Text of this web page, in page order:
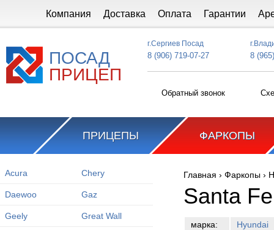
Компания Доставка Оплата Гарантии
ПОСАД
ПРИЦЕП
г.Сергиев Посад
8 (906) 719-07-27 8
Обратный звонок
ПРИЦЕПЫ ФАРКОПЫ
Acura Chery
Daewoo Gaz
Geely Great Wall
Вы здесь
Главная › Фаркопы ›
Santa
марка:
Hyundai